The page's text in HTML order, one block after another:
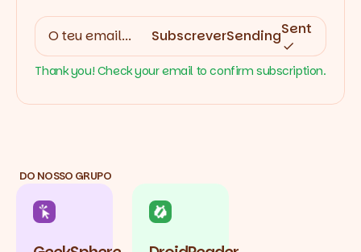
SubscreverSendingSent
Thank you! Check your email to confirm subscription.
DO NOSSO GRUPO